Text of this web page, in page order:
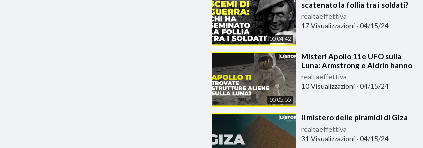
00:04:42
scatenato la follia tra i soldati?
realtaeffettiva
17 Visualizzazioni · 04/15/24
00:05:55
⁣Misteri Apollo 11e UFO sulla
Luna: Armstrong e Aldrin hanno
trovato strutture aliene?
realtaeffettiva
10 Visualizzazioni · 04/15/24
⁣Il mistero delle piramidi di Giza
realtaeffettiva
31 Visualizzazioni · 04/15/24